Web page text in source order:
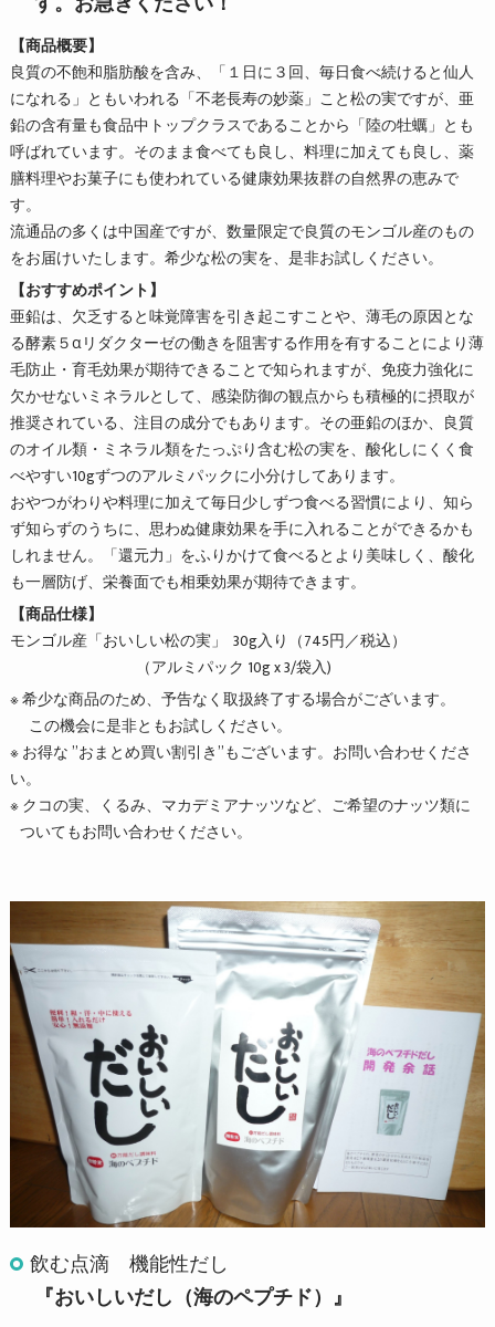
【商品概要】
良質の不飽和脂肪酸を含み、「１日に３回、毎日食べ続けると仙人
になれる」ともいわれる「不老長寿の妙薬」こと松の実ですが、亜
鉛の含有量も食品中トップクラスであることから「陸の牡蠣」とも
呼ばれています。そのまま食べても良し、料理に加えても良し、薬
膳料理やお菓子にも使われている健康効果抜群の自然界の恵みで
す。
流通品の多くは中国産ですが、数量限定で良質のモンゴル産のもの
をお届けいたします。希少な松の実を、是非お試しください。
【おすすめポイント】
亜鉛は、欠乏すると味覚障害を引き起こすことや、薄毛の原因とな
る酵素５αリダクターゼの働きを阻害する作用を有することにより薄
毛防止・育毛効果が期待できることで知られますが、免疫力強化に
欠かせないミネラルとして、感染防御の観点からも積極的に摂取が
推奨されている、注目の成分でもあります。その亜鉛のほか、良質
のオイル類・ミネラル類をたっぷり含む松の実を、酸化しにくく食
べやすい10gずつのアルミパックに小分けしてあります。
おやつがわりや料理に加えて毎日少しずつ食べる習慣により、知ら
ず知らずのうちに、思わぬ健康効果を手に入れることができるかも
しれません。「還元力」をふりかけて食べるとより美味しく、酸化
も一層防げ、栄養面でも相乗効果が期待できます。
【商品仕様】
モンゴル産「おいしい松の実」 30g入り（745円／税込）
（アルミパック 10g x 3/袋入)
※ 希少な商品のため、予告なく取扱終了する場合がございます。
この機会に是非ともお試しください。
※ お得な ”おまとめ買い割引き”もございます。お問い合わせくださ
い。
※ クコの実、くるみ、マカデミアナッツなど、ご希望のナッツ類に
ついてもお問い合わせください。
飲む点滴 機能性だし
『おいしいだし（海のペプチド）』